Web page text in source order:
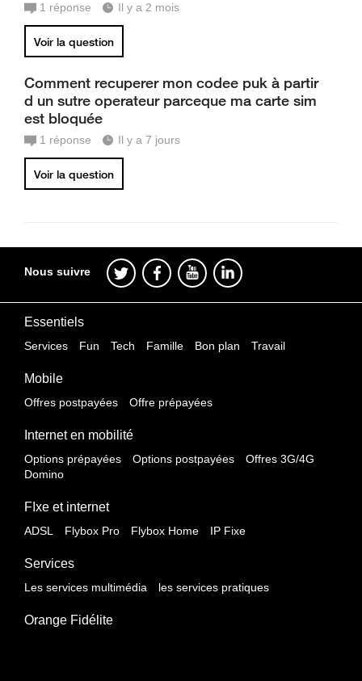
1 réponse Il y a 2 mois
Voir la question
Comment recuperer mon codee puk à partir
d un sutre operateur parceque ma carte sim
est bloquée
1 réponse Il y a 7 jours
Voir la question
Nous suivre
Essentiels
Services Fun Tech Famille Bon plan Travail
Mobile
Offres postpayées Offre prépayées
Internet en mobilité
Options prépayées Options postpayées
Offres 3G/4G
Domino
FIxe et internet
ADSL Flybox Pro Flybox Home IP Fixe
Services
Les services multimédia les services pratiques
Orange Fidélite